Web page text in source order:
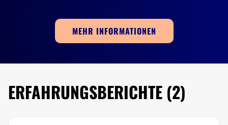
TattooentfernungMEHR INFORMATIONEN
ERFAHRUNGSBERICHTE (2)